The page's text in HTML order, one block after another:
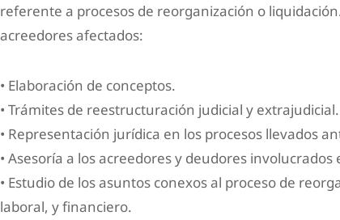
referente a procesos de reorganización o
acreedores afectados:
• Elaboración de conceptos.
• Trámites de reestructuración judicial y extrajudicial.
• Representación jurídica en los procesos llevados
• Asesoría a los acreedores y deudores
• Estudio de los asuntos conexos al proceso de
laboral, y financiero.